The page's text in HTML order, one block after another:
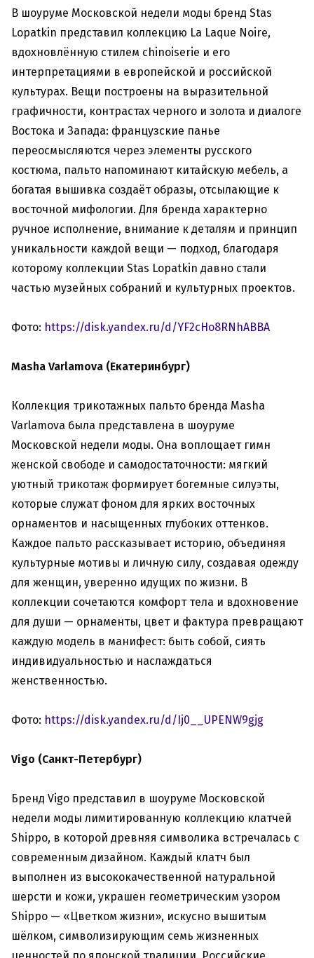
В шоуруме Московской недели моды бренд Stas
Lopatkin представил коллекцию La Laque Noire,
вдохновлённую стилем chinoiserie и его
интерпретациями в европейской и российской
культурах. Вещи построены на выразительной
графичности, контрастах черного и золота и диалоге
Востока и Запада: французские панье
переосмысляются через элементы русского
костюма, пальто напоминают китайскую мебель, а
богатая вышивка создаёт образы, отсылающие к
восточной мифологии. Для бренда характерно
ручное исполнение, внимание к деталям и принцип
уникальности каждой вещи — подход, благодаря
которому коллекции Stas Lopatkin давно стали
частью музейных собраний и культурных проектов.
Фото: https://disk.yandex.ru/d/YF2cHo8RNhABBA
Masha Varlamova (Екатеринбург)
Коллекция трикотажных пальто бренда Masha
Varlamova была представлена в шоуруме
Московской недели моды. Она воплощает гимн
женской свободе и самодостаточности: мягкий
уютный трикотаж формирует богемные силуэты,
которые служат фоном для ярких восточных
орнаментов и насыщенных глубоких оттенков.
Каждое пальто рассказывает историю, объединяя
культурные мотивы и личную силу, создавая одежду
для женщин, уверенно идущих по жизни. В
коллекции сочетаются комфорт тела и вдохновение
для души — орнаменты, цвет и фактура превращают
каждую модель в манифест: быть собой, сиять
индивидуальностью и наслаждаться
женственностью.
Фото: https://disk.yandex.ru/d/Ij0__UPENW9gjg
Vigo (Санкт-Петербург)
Бренд Vigo представил в шоуруме Московской
недели моды лимитированную коллекцию клатчей
Shippo, в которой древняя символика встречалась с
современным дизайном. Каждый клатч был
выполнен из высококачественной натуральной
шерсти и кожи, украшен геометрическим узором
Shippo — «Цветком жизни», искусно вышитым
шёлком, символизирующим семь жизненных